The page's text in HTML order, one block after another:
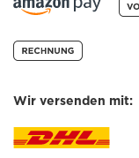
Wir versenden mit: